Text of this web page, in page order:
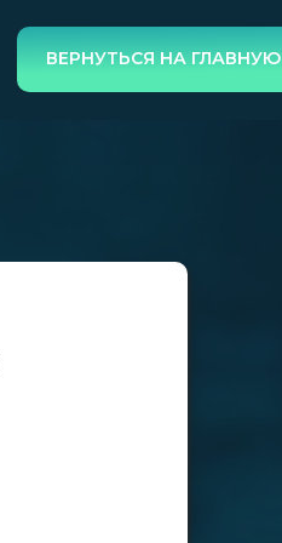
ВЕРНУТЬСЯ НА ГЛАВНУЮ